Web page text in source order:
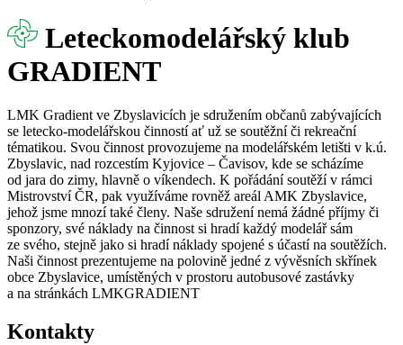
Leteckomodelářský klub
GRADIENT
LMK Gradient ve Zbyslavicích je sdružením občanů zabývajících
se letecko-modelářskou činností ať už se soutěžní či rekreační
tématikou. Svou činnost provozujeme na modelářském letišti v k.ú.
Zbyslavic, nad rozcestím Kyjovice – Čavisov, kde se scházíme
od jara do zimy, hlavně o víkendech. K pořádání soutěží v rámci
Mistrovství ČR, pak využíváme rovněž areál AMK Zbyslavice,
jehož jsme mnozí také členy. Naše sdružení nemá žádné příjmy či
sponzory, své náklady na činnost si hradí každý modelář sám
ze svého, stejně jako si hradí náklady spojené s účastí na soutěžích.
Naši činnost prezentujeme na polovině jedné z vývěsních skřínek
obce Zbyslavice, umístěných v prostoru autobusové zastávky
a na stránkách LMKGRADIENT
Kontakty